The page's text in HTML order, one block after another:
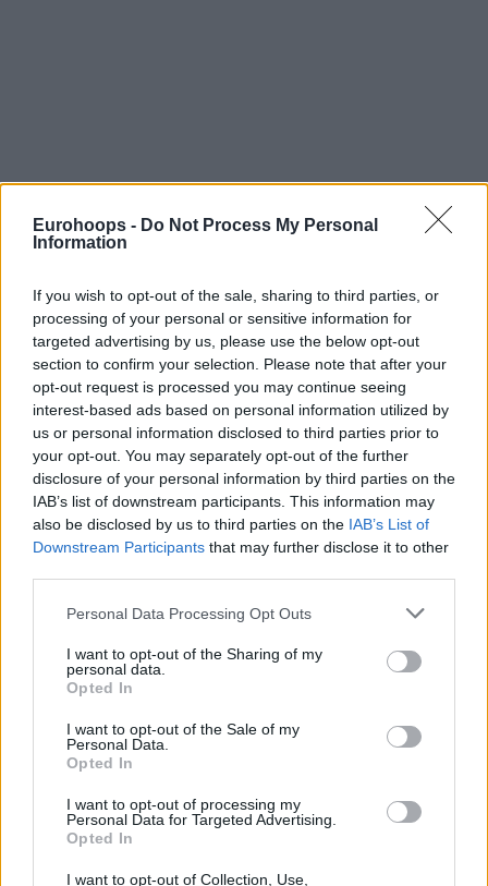
Eurohoops - Do Not Process My Personal
Information
If you wish to opt-out of the sale, sharing to third parties, or
processing of your personal or sensitive information for
targeted advertising by us, please use the below opt-out
section to confirm your selection. Please note that after your
opt-out request is processed you may continue seeing
interest-based ads based on personal information utilized by
us or personal information disclosed to third parties prior to
your opt-out. You may separately opt-out of the further
disclosure of your personal information by third parties on the
IAB’s list of downstream participants. This information may
also be disclosed by us to third parties on the IAB’s List of
Downstream Participants that may further disclose it to other
Please note that this website/app uses one or more Google
not limited to your visit or usage behaviour. You may click to
grant or deny consent to Google and its third-party tags to
use your data for below specified purposes in below Google
consent section.
Personal Data Processing Opt Outs
I want to opt-out of the Sharing of my
personal data.
Opted In
I want to opt-out of the Sale of my
Personal Data.
Opted In
I want to opt-out of processing my
Personal Data for Targeted Advertising.
Opted In
I want to opt-out of Collection, Use,
“Ο Χέιζ-Ντέιβις θέλει να παίζει πάνω
από 30 λεπτά”
Σε ερώτηση για τονΝάιτζελ Χέιζ-Ντέιβιςπου έπαιξε
λεπτά. Απόψε, το ματς, μας ανάγκασε να παίξει 48 λεπτά. Όχι
μόνο επιθετικά, έπαιξε τρομερή άμυνα στον
Βεζένκοφ, έπαιξε
με εξαιρετική μαχητικότητα. Είμαστε χαρούμενοι που έχουμε
φυσικό όμως. Πάντα έρχεται τρεις ώρες νωρίτερα στην
προπόνηση, κάνει έξτρα προπονήσεις. Το άξιζε. Έχει κάνει
όλους, πως δεν είναι μόνο σκόρερ, είναι παίκτης με
μαχητικότητα και όταν είναι έτοιμος, μπορεί να αφήσει την
καρδιά του στο παρκέ.